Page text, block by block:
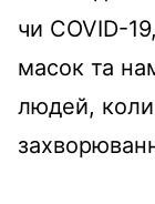
чи COVID-
масок та
людей, коли